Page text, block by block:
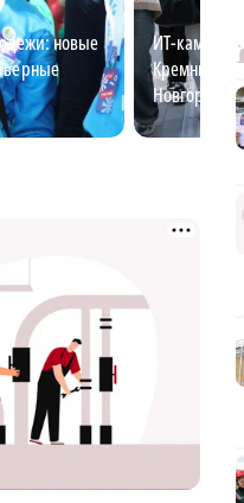
новые
ИТ-кампус
Кремниевая
Новгороде